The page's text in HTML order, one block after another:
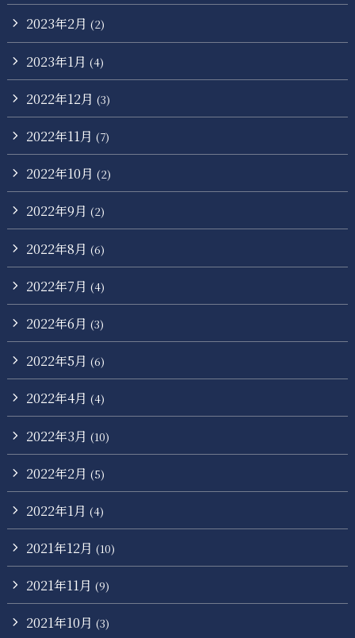
2023年2月 (2)
2023年1月 (4)
2022年12月 (3)
2022年11月 (7)
2022年10月 (2)
2022年9月 (2)
2022年8月 (6)
2022年7月 (4)
2022年6月 (3)
2022年5月 (6)
2022年4月 (4)
2022年3月 (10)
2022年2月 (5)
2022年1月 (4)
2021年12月 (10)
2021年11月 (9)
2021年10月 (3)